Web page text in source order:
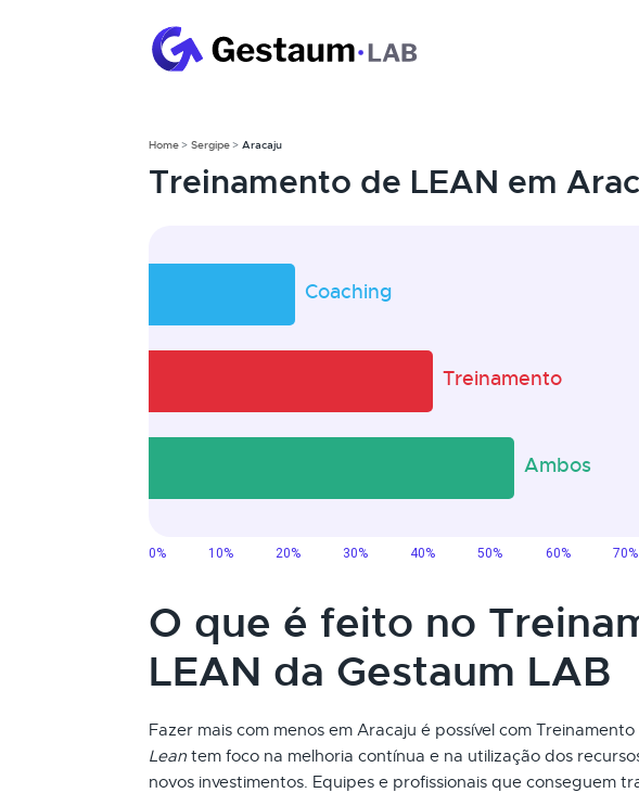
Home Sergipe Aracaju
Treinamento de LEAN em
O que é feito no
LEAN da Gestaum LAB
Fazer mais com menos em Aracaju é possível com
Lean tem foco na melhoria contínua e na utilização dos
novos investimentos. Equipes e profissionais que conseguem